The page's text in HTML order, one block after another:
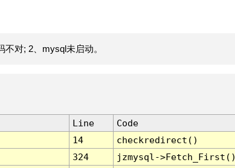
对; 2、mysql未启动。
Line
Code
14
checkredirect()
324
jzmysql-